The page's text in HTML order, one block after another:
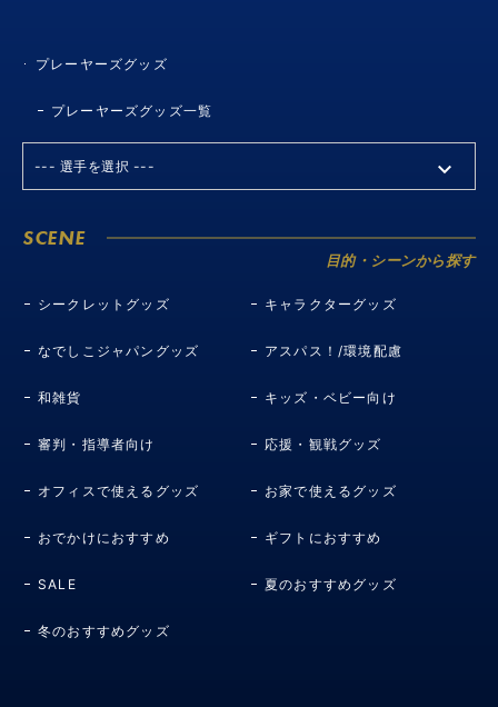
プレーヤーズグッズ
プレーヤーズグッズ一覧
SCENE
目的・シーンから探す
シークレットグッズ キャラクターグッズ
なでしこジャパングッズ アスパス！/環境配慮
和雑貨 キッズ・ベビー向け
審判・指導者向け 応援・観戦グッズ
オフィスで使えるグッズ お家で使えるグッズ
おでかけにおすすめ ギフトにおすすめ
SALE 夏のおすすめグッズ
冬のおすすめグッズ